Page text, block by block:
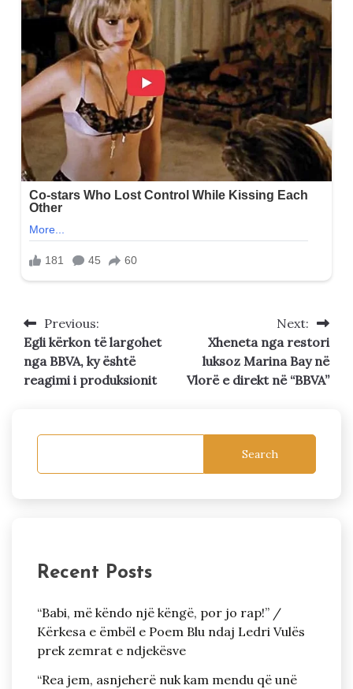
Post
navigation
Previous:
Egli kërkon të largohet
nga BBVA, ky është
reagimi i produksionit
Next:
Xheneta nga restori
luksoz Marina Bay në
Vlorë e direkt në “BBVA”
Search
Recent Posts
“Babi, më këndo një këngë, por jo rap!” /
Kërkesa e ëmbël e Poem Blu ndaj Ledri Vulës
prek zemrat e ndjekësve
“Rea jem, asnjeherë nuk kam mendu që unë